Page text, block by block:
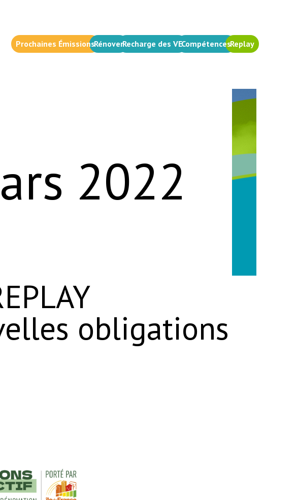
Prochaines ÉmissionsRénoverRecharge des VECompétencesReplay
2022
obligations